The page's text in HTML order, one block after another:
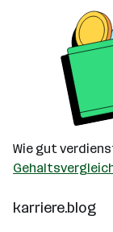
Wie gut
karriere.blog